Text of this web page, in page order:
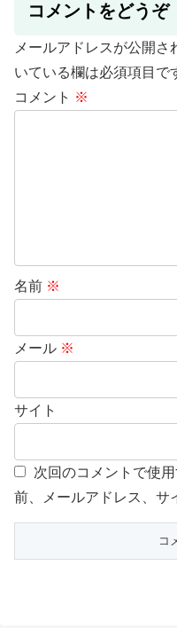
コメントをどうぞ
メールアドレスが公開さ
いている欄は必須項目で
コメント ※
名前 ※
メール ※
サイト
次回のコメントで使
前、メールアドレス、サ